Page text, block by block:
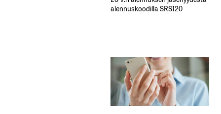
alennuskoodilla SRSI20